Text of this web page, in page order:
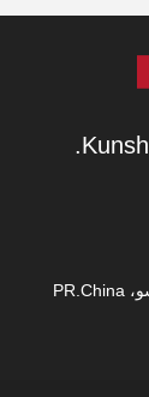
رقم 99 طريق وو سونغ جيانغ، كونشان، جيانغسو، PR.China